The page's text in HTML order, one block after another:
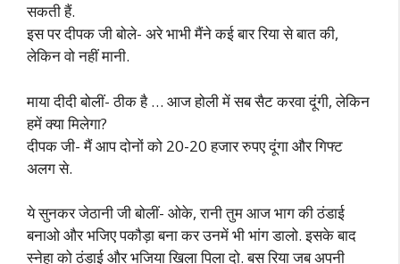
सकती हैं.
इस पर दीपक जी बोले- अरे भाभी मैंने कई बार रिया से बात की,
लेकिन वो नहीं मानी.
माया दीदी बोलीं- ठीक है … आज होली में सब सैट करवा दूंगी, लेकिन
हमें क्या मिलेगा?
दीपक जी- मैं आप दोनों को 20-20 हजार रुपए दूंगा और गिफ्ट
अलग से.
ये सुनकर जेठानी जी बोलीं- ओके, रानी तुम आज भाग की ठंडाई
बनाओ और भजिए पकौड़ा बना कर उनमें भी भांग डालो. इसके बाद
स्नेहा को ठंडाई और भजिया खिला पिला दो. बस रिया जब अपनी